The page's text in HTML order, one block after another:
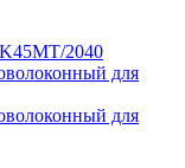
2040
для
для